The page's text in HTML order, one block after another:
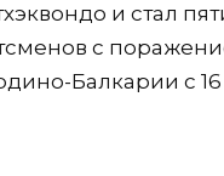
и стал
с
Балкарии с 16